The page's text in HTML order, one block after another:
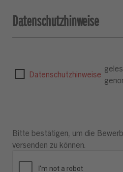
Datenschutzhinweise
Datenschutzhinweise
Bitte bestätigen, um die
versenden zu können.